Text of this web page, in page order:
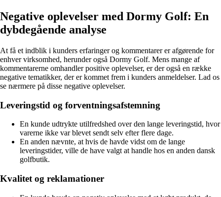
Negative oplevelser med Dormy Golf: En
dybdegående analyse
At få et indblik i kunders erfaringer og kommentarer er afgørende for
enhver virksomhed, herunder også Dormy Golf. Mens mange af
kommentarerne omhandler positive oplevelser, er der også en række
negative tematikker, der er kommet frem i kunders anmeldelser. Lad os
se nærmere på disse negative oplevelser.
Leveringstid og forventningsafstemning
En kunde udtrykte utilfredshed over den lange leveringstid, hvor
varerne ikke var blevet sendt selv efter flere dage.
En anden nævnte, at hvis de havde vidst om de lange
leveringstider, ville de have valgt at handle hos en anden dansk
golfbutik.
Kvalitet og reklamationer